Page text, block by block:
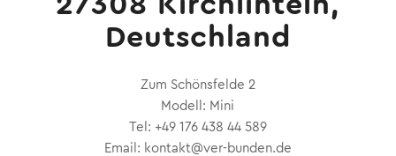
Deutschland
Zum Schönsfelde 2
Modell: Mini
Tel: +49 176 438 44 589
Email: kontakt@ver-bunden.de